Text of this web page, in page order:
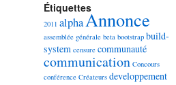
Étiquettes
2011 alphaAnnonce
assemblée générale beta bootstrap build-
system censure communauté
communication Concours
conférence Créateurs developpement